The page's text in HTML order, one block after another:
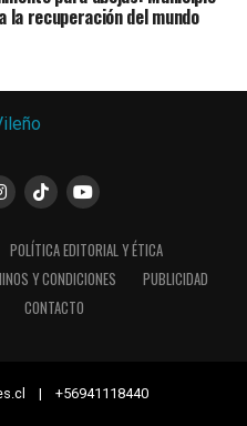
la recuperación del mundo
POLÍTICA EDITORIAL Y ÉTICA
Y CONDICIONES
PUBLICIDAD
CONTACTO
| +56941118440